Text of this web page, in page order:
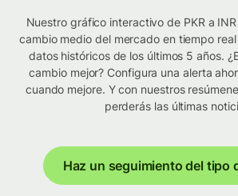
Nuestro gráfico interactivo de PKR a
cambio medio del mercado en tiempo
datos históricos de los últimos 5 años.
cambio mejor? Configura una alerta
cuando mejore. Y con nuestros
perderás las últimas
Haz un seguimiento del tipo